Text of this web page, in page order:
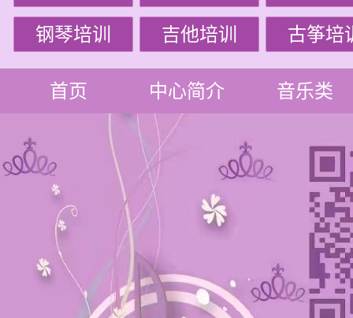
钢琴培训 吉他培训 古筝培
首页 中心简介 音乐类